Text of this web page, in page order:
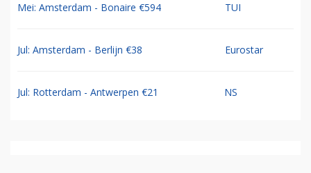
Mei: Amsterdam - Bonaire €594 TUI
Jul: Amsterdam - Berlijn €38 Eurostar
Jul: Rotterdam - Antwerpen €21 NS